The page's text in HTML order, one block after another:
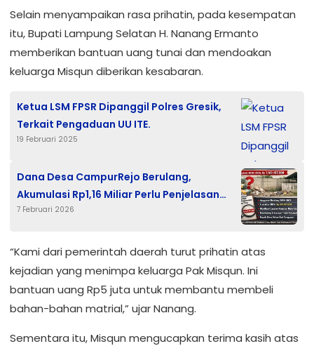
Selain menyampaikan rasa prihatin, pada kesempatan
itu, Bupati Lampung Selatan H. Nanang Ermanto
memberikan bantuan uang tunai dan mendoakan
keluarga Misqun diberikan kesabaran.
Ketua LSM FPSR Dipanggil Polres Gresik,
Terkait Pengaduan UU ITE.
19 Februari 2025
Dana Desa CampurRejo Berulang,
Akumulasi Rp1,16 Miliar Perlu Penjelasan
Serius
7 Februari 2026
“Kami dari pemerintah daerah turut prihatin atas
kejadian yang menimpa keluarga Pak Misqun. Ini
bantuan uang Rp5 juta untuk membantu membeli
bahan-bahan matrial,” ujar Nanang.
Sementara itu, Misqun mengucapkan terima kasih atas